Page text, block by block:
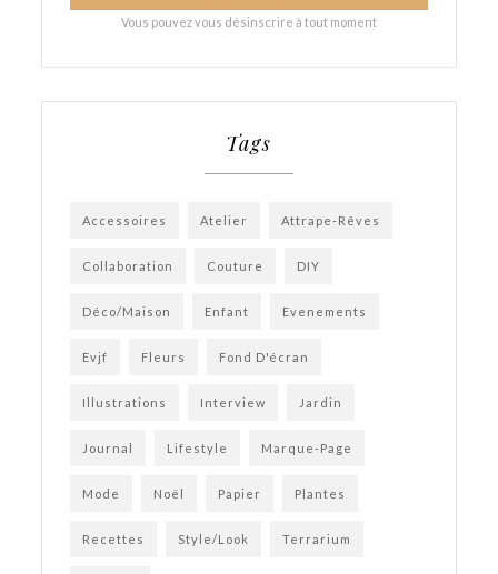
Tags
Accessoires Atelier Attrape-Rêves
Collaboration Couture DIY
Déco/Maison Enfant Evenements
Evjf Fleurs Fond D'écran
Illustrations Interview Jardin
Journal Lifestyle Marque-Page
Mode Noël Papier Plantes
Recettes Style/Look Terrarium